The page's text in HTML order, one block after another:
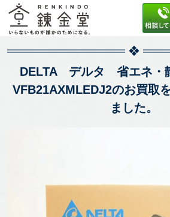
DELTA デルタ 省エネ
VFB21AXMLEDJ2のお買取
ました。